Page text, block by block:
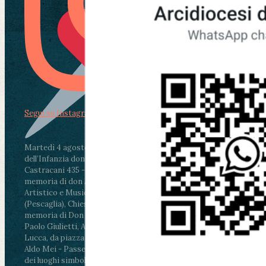
Martedì 4 agosto2026
ore 11:30 - Lucca, Scuola
dell’Infanzia don Aldo Mei - Viale Castruccio
Castracani 435 - Inaugurazione murales in
memoria di don Aldo Mei curato dal Liceo
Artistico e Musicale “Passaglia”
ore 18 - Fiano
(Pescaglia), Chiesa parrocchiale - Messa in
memoria di Don Aldo Mei celebrata da mons.
Paolo Giulietti, Arcivescovo di Lucca
ore 20.30 -
Lucca, da piazza San Michele al Cippo di don
Aldo Mei - Passeggiata della Memoria in alcuni
dei luoghi simbolo della città. Ritrovo alle ore
Segui su Instagram